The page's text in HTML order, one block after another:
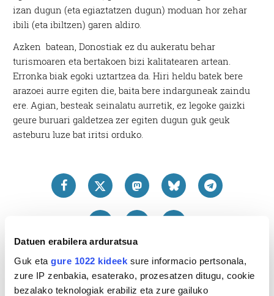
Datuen erabilera arduratsua
Guk eta gure 1022 kideek sure informacio pertsonala,
zure IP zenbakia, esaterako, prozesatzen ditugu, cookie
bezalako teknologiak erabiliz eta zure gailuko
izan dugun (eta egiaztatzen dugun) moduan hor zehar
ibili (eta ibiltzen) garen aldiro.
Azken batean, Donostiak ez du aukeratu behar
turismoaren eta bertakoen bizi kalitatearen artean.
Erronka biak egoki uztartzea da. Hiri heldu batek bere
arazoei aurre egiten die, baita bere indarguneak zaindu
ere. Agian, besteak seinalatu aurretik, ez legoke gaizki
geure buruari galdetzea zer egiten dugun guk geuk
asteburu luze bat iritsi orduko.